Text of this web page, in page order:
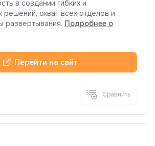
в создании гибких и
решений, охват всех отделов и
развертывания. Подробнее о
Перейти на сайт
Сравнить